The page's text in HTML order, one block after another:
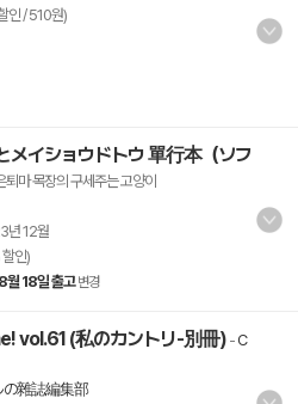
인 / 510원)
メイショウドトウ 單行本（ソフ
퇴마 목장의 구세주는 고양이
년 12월
인)
8월 18일 출고 변경
vol.61 (私のカントリ-別冊) -C
の雜誌編集部